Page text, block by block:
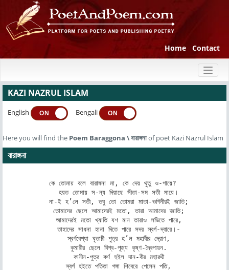
Home Contact
KAZI NAZRUL ISLAM
English ON Bengali ON
Here you will find the Poem Baraggona \বারাঙ্গনাof poet Kazi Nazrul Islam
বারাঙ্গনা
কে তোমায় বলে বারাঙ্গনা মা, কে দেয় থুতু ও-গায়ে?
   তাহাদের সাধনা হানা দিতে পারে সদর স্বর্গ-দ্বারে।-